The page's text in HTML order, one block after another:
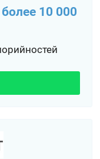
10 000